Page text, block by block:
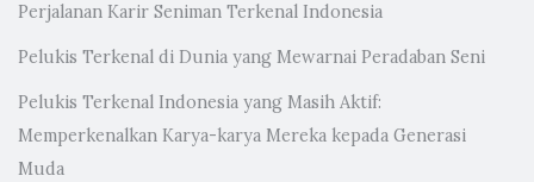
Perjalanan Karir Seniman Terkenal Indonesia
Pelukis Terkenal di Dunia yang Mewarnai Peradaban Seni
Pelukis Terkenal Indonesia yang Masih Aktif:
Memperkenalkan Karya-karya Mereka kepada Generasi
Muda